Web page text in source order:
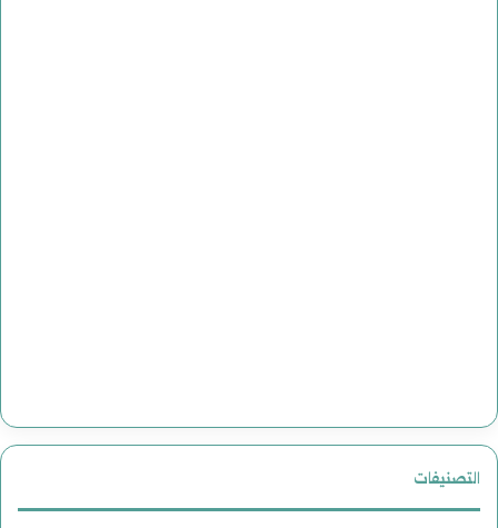
التصنيفات